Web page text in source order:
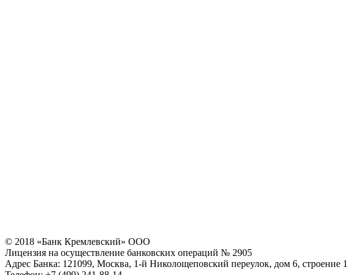
© 2018 «Банк Кремлевский» ООО
Лицензия на осуществление банковских операций № 2905
Адрес Банка: 121099, Москва, 1-й Николощеповский переулок, дом 6, строение 1